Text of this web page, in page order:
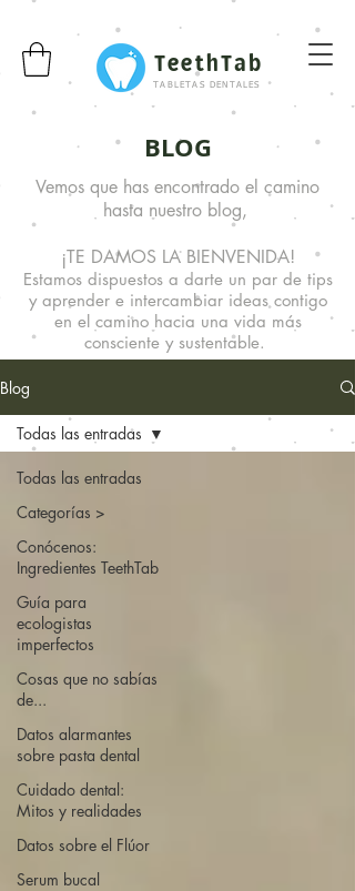
TeethTab
TABLETAS DENTALES
BLOG
Vemos que has encontrado el camino
hasta nuestro blog,
¡TE DAMOS LA BIENVENIDA!
Estamos dispuestos a darte un par de tips
y aprender e intercambiar ideascontigo
en el camino hacia una vida más
consciente y sustentable.
Blog
Todas las entradas
Categorías >
Conócenos:
Ingredientes TeethTab
Guía para
ecologistas
imperfectos
Cosas que no sabías
de...
Datos alarmantes
sobre pasta dental
Cuidado dental:
Mitos y realidades
Datos sobre el Flúor
Serum bucal
Todas las entradas